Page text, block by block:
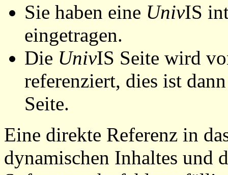
Sie haben eine UnivIS
eingetragen.
Die UnivIS Seite wird
referenziert, dies ist
Seite.
Eine direkte Referenz in
dynamischen Inhaltes und